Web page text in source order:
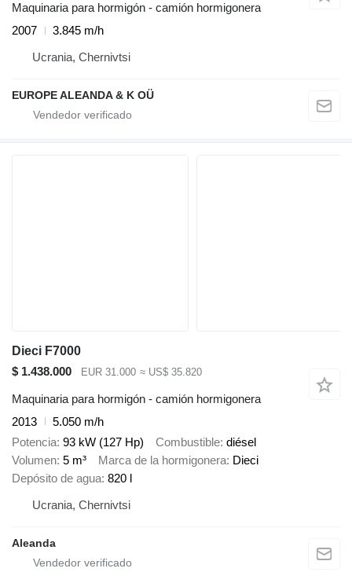
Maquinaria para hormigón - camión hormigonera
2007
3.845 m/h
Ucrania, Chernivtsi
EUROPE ALEANDA & K OÜ
Dieci F7000
$ 1.438.000
EUR 31.000 ≈ US$ 35.820
Maquinaria para hormigón - camión hormigonera
2013
5.050 m/h
Potencia 93 kW (127 Hp) Combustible diésel
Volumen 5 m³ Marca de la hormigonera Dieci
Depósito de agua 820 l
Ucrania, Chernivtsi
Aleanda